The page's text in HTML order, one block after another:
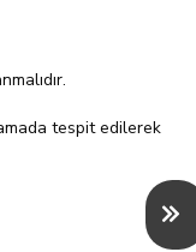
tespit edilerek